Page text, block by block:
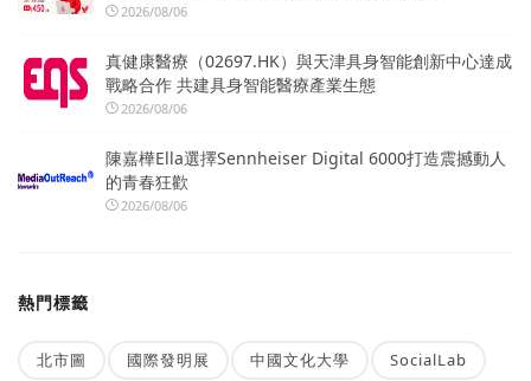
2026/08/06
真健康醫療（02697.HK）與天津具身智能創新中心達成
戰略合作 共建具身智能醫療產業生態
2026/08/06
陳嘉樺Ella選擇Sennheiser Digital 6000打造震撼動人
的青春狂歡
2026/08/06
熱門標籤
北市圖 國際發明展 中國文化大學 SocialLab